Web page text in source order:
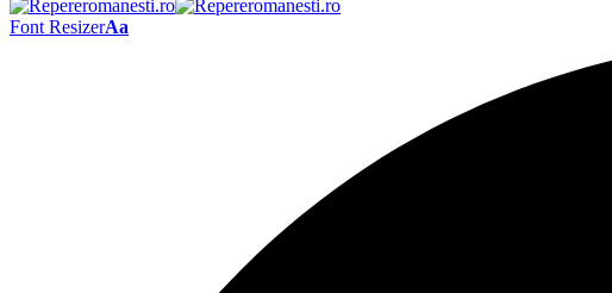
Font ResizerAa